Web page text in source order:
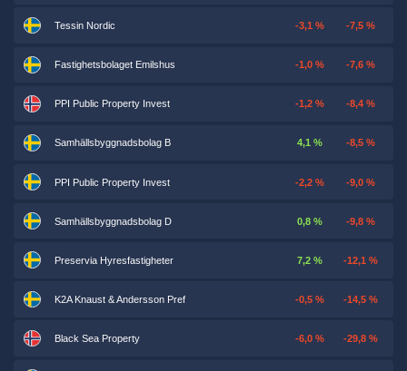
Tessin Nordic -3,1 % -7,5 %
Fastighetsbolaget Emilshus -1,0 % -7,6 %
PPI Public Property Invest -1,2 % -8,4 %
Samhällsbyggnadsbolag B 4,1 % -8,5 %
PPI Public Property Invest -2,2 % -9,0 %
Samhällsbyggnadsbolag D 0,8 % -9,8 %
Preservia Hyresfastigheter 7,2 % -12,1 %
K2A Knaust & Andersson Pref -0,5 % -14,5 %
Black Sea Property -6,0 % -29,8 %